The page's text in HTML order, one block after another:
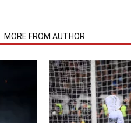
MORE FROM AUTHOR